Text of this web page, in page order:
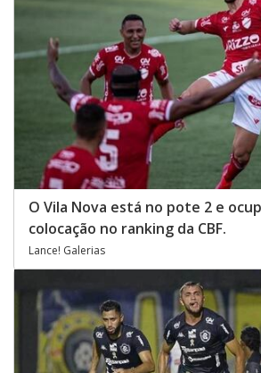
O Vila Nova está no pote 2 e
colocação no ranking da CBF.
Lance! Galerias